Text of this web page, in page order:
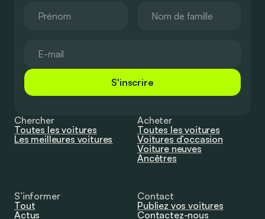
S'inscrire
Chercher
Toutes les voitures
Les meilleures voitures
Acheter
Toutes les voitures
Voitures d’occasion
Voiture neuves
Ancêtres
S’informer
Tout
Actus
Contact
Publiez vos voitures
Contactez-nous